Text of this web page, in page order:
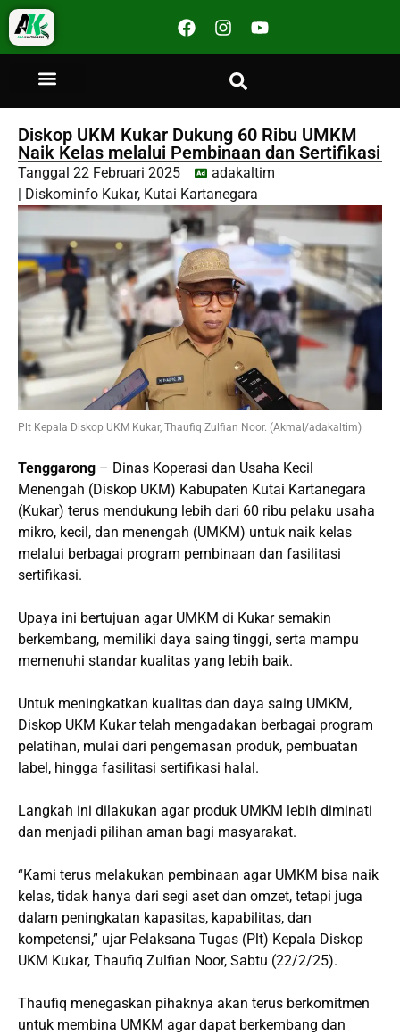
Diskop UKM Kukar Dukung 60 Ribu UMKM
Naik Kelas melalui Pembinaan dan Sertifikasi
Tanggal 22 Februari 2025
adakaltim
Diskominfo Kukar, Kutai Kartanegara
Plt Kepala Diskop UKM Kukar, Thaufiq Zulfian Noor. (Akmal/adakaltim)
Tenggarong – Dinas Koperasi dan Usaha Kecil
Menengah (Diskop UKM) Kabupaten Kutai Kartanegara
(Kukar) terus mendukung lebih dari 60 ribu pelaku usaha
mikro, kecil, dan menengah (UMKM) untuk naik kelas
melalui berbagai program pembinaan dan fasilitasi
sertifikasi.
Upaya ini bertujuan agar UMKM di Kukar semakin
berkembang, memiliki daya saing tinggi, serta mampu
memenuhi standar kualitas yang lebih baik.
Untuk meningkatkan kualitas dan daya saing UMKM,
Diskop UKM Kukar telah mengadakan berbagai program
pelatihan, mulai dari pengemasan produk, pembuatan
label, hingga fasilitasi sertifikasi halal.
Langkah ini dilakukan agar produk UMKM lebih diminati
dan menjadi pilihan aman bagi masyarakat.
“Kami terus melakukan pembinaan agar UMKM bisa naik
kelas, tidak hanya dari segi aset dan omzet, tetapi juga
dalam peningkatan kapasitas, kapabilitas, dan
kompetensi,” ujar Pelaksana Tugas (Plt) Kepala Diskop
UKM Kukar, Thaufiq Zulfian Noor, Sabtu (22/2/25).
Thaufiq menegaskan pihaknya akan terus berkomitmen
untuk membina UMKM agar dapat berkembang dan